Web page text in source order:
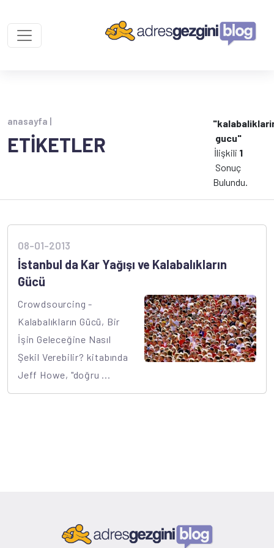
anasayfa |
ETİKETLER
gucu"
İlişkili 1
Sonuç
Bulundu.
08-01-2013
İstanbul da Kar Yağışı ve Kalabalıkların
Gücü
Crowdsourcing -
Kalabalıkların Gücü, Bir
İşin Geleceğine Nasıl
Şekil Verebilir? kitabında
Jeff Howe, "doğru ...